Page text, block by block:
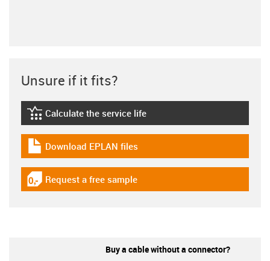
Unsure if it fits?
igus-icon-lebensdauerrechner
Calculate the service life
igus-icon-download-plan
Download EPLAN files
igus-icon-gratismuster
Request a free sample
Buy a cable without a connector?